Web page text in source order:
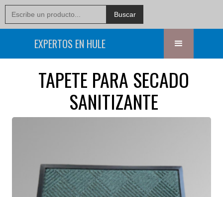
EXPERTOS EN HULE
TAPETE PARA SECADO
SANITIZANTE